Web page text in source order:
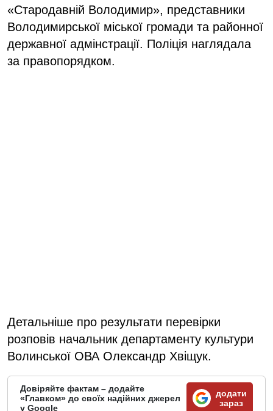
«Стародавній Володимир», представники
Володимирської міської громади та районної
державної адмінстрації. Поліція наглядала
за правопорядком.
Детальніше про результати перевірки
розповів начальник департаменту культури
Волинської ОВА Олександр Хвіщук.
Довіряйте фактам – додайте
«Главком» до своїх надійних джерел
у Google
додати
зараз